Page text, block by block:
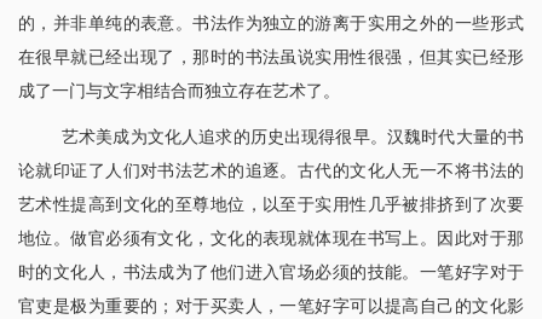
的，并非单纯的表意。书法作为独立的游离于实用之外的一些形式
在很早就已经出现了，那时的书法虽说实用性很强，但其实已经形
成了一门与文字相结合而独立存在艺术了。
艺术美成为文化人追求的历史出现得很早。汉魏时代大量的书
论就印证了人们对书法艺术的追逐。古代的文化人无一不将书法的
艺术性提高到文化的至尊地位，以至于实用性几乎被排挤到了次要
地位。做官必须有文化，文化的表现就体现在书写上。因此对于那
时的文化人，书法成为了他们进入官场必须的技能。一笔好字对于
官吏是极为重要的；对于买卖人，一笔好字可以提高自己的文化影